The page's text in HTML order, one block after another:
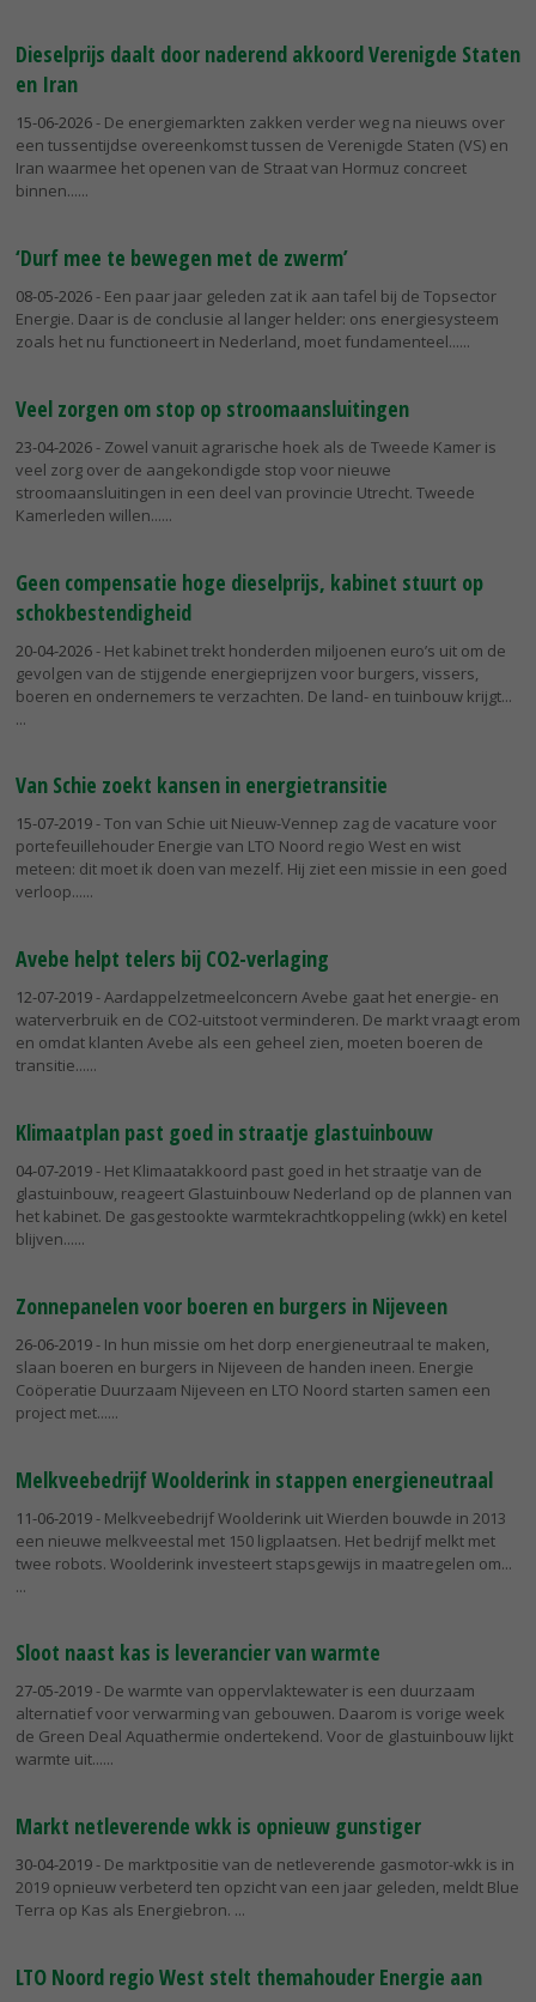
Dieselprijs daalt door naderend akkoord Verenigde Staten
en Iran
15-06-2026- De energiemarkten zakken verder weg na nieuws over
een tussentijdse overeenkomst tussen de Verenigde Staten (VS) en
Iran waarmee het openen van de Straat van Hormuz concreet
binnen...
‘Durf mee te bewegen met de zwerm’
08-05-2026- Een paar jaar geleden zat ik aan tafel bij de Topsector
Energie. Daar is de conclusie al langer helder: ons energiesysteem
zoals het nu functioneert in Nederland, moet fundamenteel...
Veel zorgen om stop op stroomaansluitingen
23-04-2026- Zowel vanuit agrarische hoek als de Tweede Kamer is
veel zorg over de aangekondigde stop voor nieuwe
stroomaansluitingen in een deel van provincie Utrecht. Tweede
Kamerleden willen...
Geen compensatie hoge dieselprijs, kabinet stuurt op
schokbestendigheid
20-04-2026- Het kabinet trekt honderden miljoenen euro’s uit om de
gevolgen van de stijgende energieprijzen voor burgers, vissers,
boeren en ondernemers te verzachten. De land- en tuinbouw krijgt...
Van Schie zoekt kansen in energietransitie
15-07-2019- Ton van Schie uit Nieuw-Vennep zag de vacature voor
portefeuillehouder Energie van LTO Noord regio West en wist
meteen: dit moet ik doen van mezelf. Hij ziet een missie in een goed
verloop...
Avebe helpt telers bij CO2-verlaging
12-07-2019- Aardappelzetmeelconcern Avebe gaat het energie- en
waterverbruik en de CO2-uitstoot verminderen. De markt vraagt erom
en omdat klanten Avebe als een geheel zien, moeten boeren de
transitie...
Klimaatplan past goed in straatje glastuinbouw
04-07-2019- Het Klimaatakkoord past goed in het straatje van de
glastuinbouw, reageert Glastuinbouw Nederland op de plannen van
het kabinet. De gasgestookte warmtekrachtkoppeling (wkk) en ketel
blijven...
Zonnepanelen voor boeren en burgers in Nijeveen
26-06-2019- In hun missie om het dorp energieneutraal te maken,
slaan boeren en burgers in Nijeveen de handen ineen. Energie
Coöperatie Duurzaam Nijeveen en LTO Noord starten samen een
project met...
Melkveebedrijf Woolderink in stappen energieneutraal
11-06-2019- Melkveebedrijf Woolderink uit Wierden bouwde in 2013
een nieuwe melkveestal met 150 ligplaatsen. Het bedrijf melkt met
twee robots. Woolderink investeert stapsgewijs in maatregelen om...
Sloot naast kas is leverancier van warmte
27-05-2019- De warmte van oppervlaktewater is een duurzaam
alternatief voor verwarming van gebouwen. Daarom is vorige week
de Green Deal Aquathermie ondertekend. Voor de glastuinbouw lijkt
warmte uit...
Markt netleverende wkk is opnieuw gunstiger
30-04-2019- De marktpositie van de netleverende gasmotor-wkk is in
2019 opnieuw verbeterd ten opzicht van een jaar geleden, meldt Blue
Terra op Kas als Energiebron.
LTO Noord regio West stelt themahouder Energie aan